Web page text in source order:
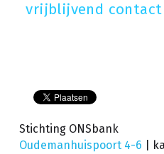
vrijblijvend contact
Stichting ONSbank
Oudemanhuispoort 4-6
|